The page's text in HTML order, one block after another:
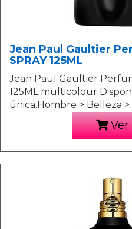
Jean Paul Gaultier
SPRAY 125ML
Jean Paul Gaultier
125ML multicolour
única.Hombre > Belleza
Ver